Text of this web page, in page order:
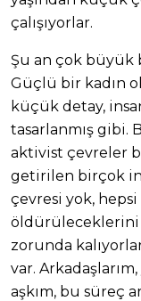
çalışıyorlar.
Şu an çok büyük
Güçlü bir kadın
küçük detay,
tasarlanmış gibi.
aktivist çevreler
getirilen birçok
çevresi yok,
zorunda
var.
aşkım, bu süreç